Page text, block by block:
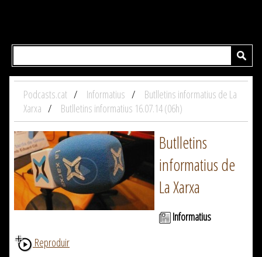
Podcasts.cat Informatius
Butlletins informatius de La
Xarxa
Butlletins informatius 16.07.14 (06h)
Butlletins
informatius de
La Xarxa
Informatius
Reproduir